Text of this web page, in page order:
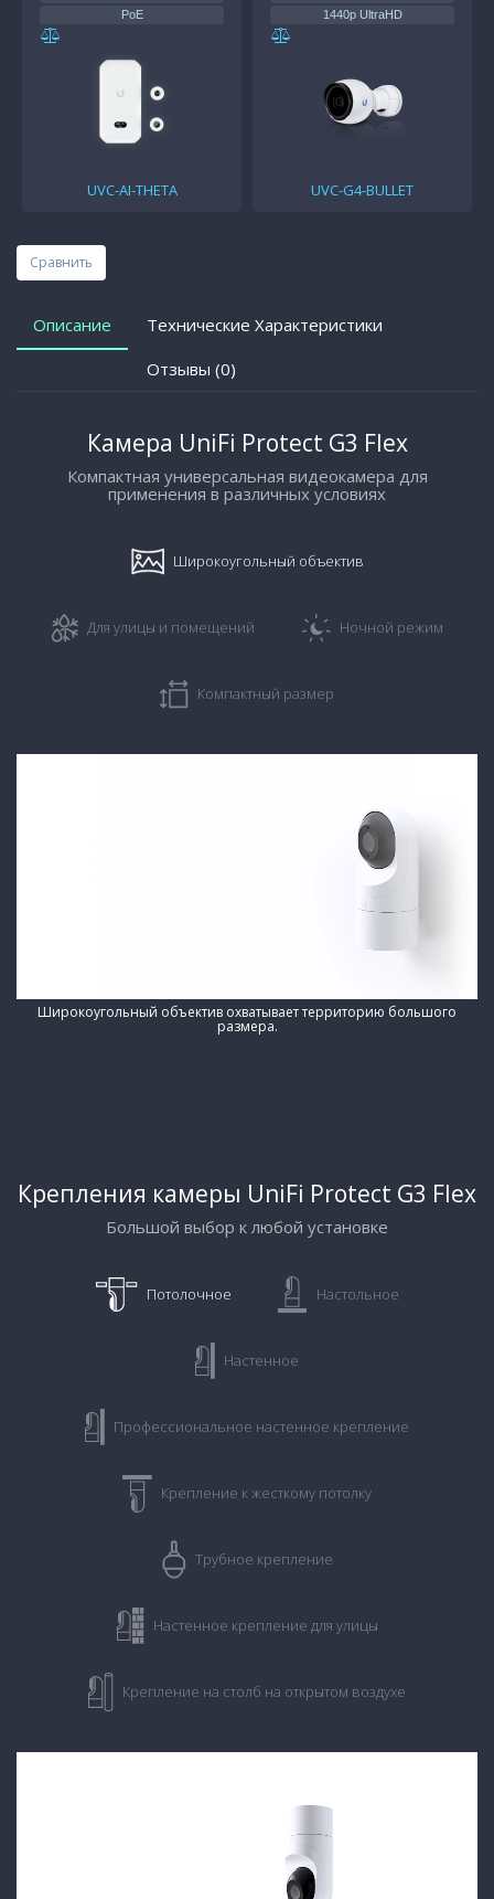
PoE
37—57V DC
UVC-AI-THETA
1440p UltraHD
UVC-G4-BULLET
Сравнить
Описание
Технические Характеристики
Отзывы (0)
Камера UniFi Protect G3 Flex
Компактная универсальная видеокамера для
применения в различных условиях
Широкоугольный объектив
Для улицы и помещений Ночной режим
Компактный размер
Широкоугольный объектив охватывает территорию большого
размера.
Крепления камеры UniFi Protect G3 Flex
Большой выбор к любой установке
Потолочное Настольное
Настенное
Профессиональное настенное крепление
Крепление к жесткому потолку
Трубное крепление
Настенное крепление для улицы
Крепление на столб на открытом воздухе